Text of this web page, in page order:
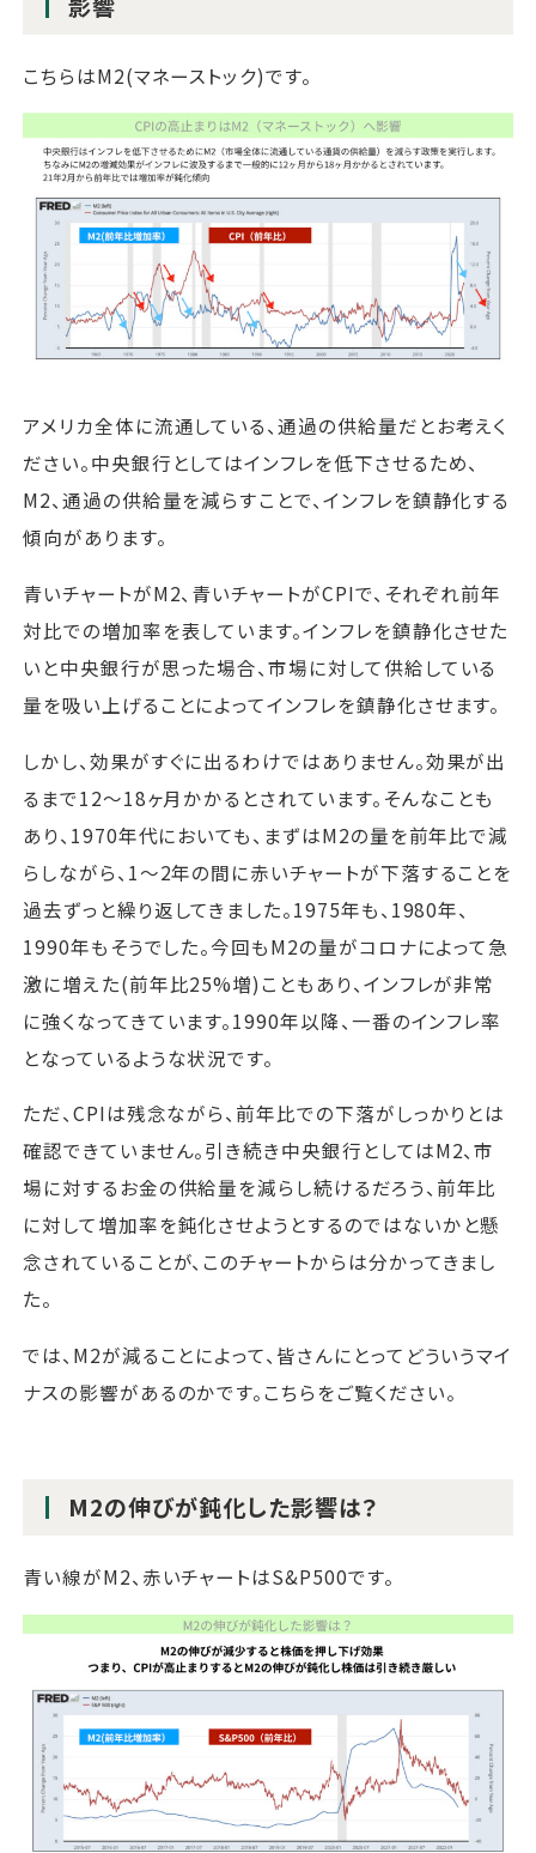
こちらはM2(マネーストック)です。
アメリカ全体に流通している、通過の供給量だとお考えく
ださい。中央銀行としてはインフレを低下させるため、
M2、通過の供給量を減らすことで、インフレを鎮静化する
傾向があります。
青いチャートがM2、青いチャートがCPIで、それぞれ前年
対比での増加率を表しています。インフレを鎮静化させた
いと中央銀行が思った場合、市場に対して供給している
量を吸い上げることによってインフレを鎮静化させます。
しかし、効果がすぐに出るわけではありません。効果が出
るまで12～18ヶ月かかるとされています。そんなことも
あり、1970年代においても、まずはM2の量を前年比で減
らしながら、1～2年の間に赤いチャートが下落することを
過去ずっと繰り返してきました。1975年も、1980年、
1990年もそうでした。今回もM2の量がコロナによって急
激に増えた(前年比25%増)こともあり、インフレが非常
に強くなってきています。1990年以降、一番のインフレ率
となっているような状況です。
ただ、CPIは残念ながら、前年比での下落がしっかりとは
確認できていません。引き続き中央銀行としてはM2、市
場に対するお金の供給量を減らし続けるだろう、前年比
に対して増加率を鈍化させようとするのではないかと懸
念されていることが、このチャートからは分かってきまし
た。
では、M2が減ることによって、皆さんにとってどういうマイ
ナスの影響があるのかです。こちらをご覧ください。
M2の伸びが鈍化した影響は？
青い線がM2、赤いチャートはS&P500です。